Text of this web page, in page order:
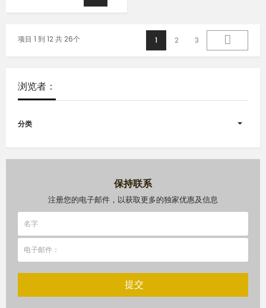
项目 1 到 12 共 26个 1 2 3
浏览者：
分类
保持联系
注册您的电子邮件，以获取更多的独家优惠及信息
提交